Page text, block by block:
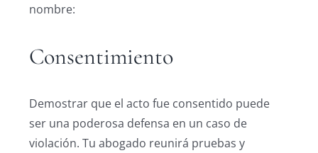
nombre:
Consentimiento
Demostrar que el acto fue consentido puede
ser una poderosa defensa en un caso de
violación. Tu abogado reunirá pruebas y